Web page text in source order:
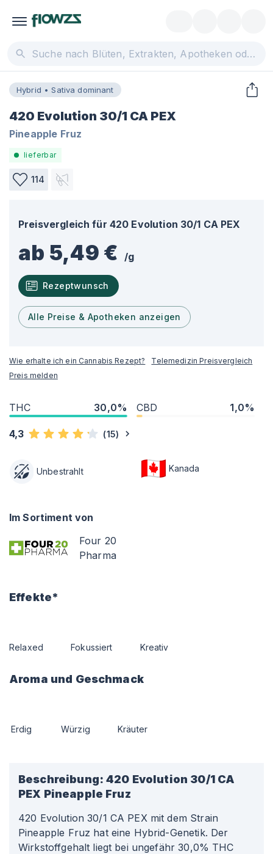
Hybrid • Sativa dominant
420 Evolution 30/1 CA PEX
Pineapple Fruz
lieferbar
114
Preisvergleich für 420 Evolution 30/1 CA PEX
ab 5,49 € /g
Rezeptwunsch
Alle Preise & Apotheken anzeigen
Wie erhalte ich ein Cannabis Rezept?
Telemedizin Preisvergleich
Preis melden
THC 30,0% CBD 1,0%
4,3 (15)
Unbestrahlt Kanada
Im Sortiment von
Four 20
Pharma
Effekte*
Relaxed Fokussiert Kreativ
Aroma und Geschmack
Erdig Würzig Kräuter
Beschreibung: 420 Evolution 30/1 CA
PEX Pineapple Fruz
420 Evolution 30/1 CA PEX mit dem Strain
Pineapple Fruz hat eine Hybrid-Genetik. Der
Wirkstoffgehalt liegt bei ungefähr 30,0% THC